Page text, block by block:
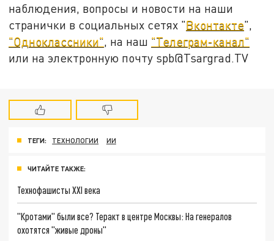
наблюдения, вопросы и новости на наши
странички в социальных сетях "Вконтакте",
"Одноклассники", на наш "Телеграм-канал"
или на электронную почту spb@Tsargrad.TV
ТЕГИ: ТЕХНОЛОГИИ ИИ
ЧИТАЙТЕ ТАКЖЕ:
Технофашисты XXI века
"Кротами" были все? Теракт в центре Москвы: На генералов
охотятся "живые дроны"